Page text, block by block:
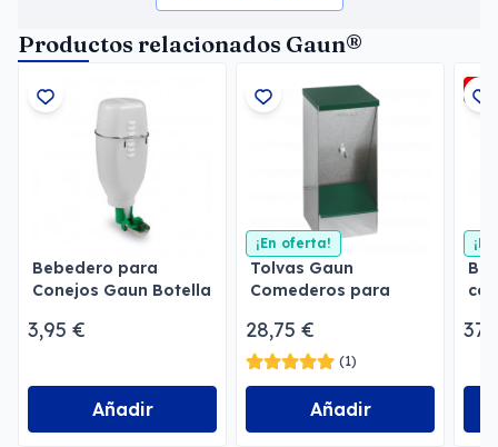
Productos relacionados Gaun®
Bebedero para
Conejos Gaun Botella
3,95 €
Añadir
¡En oferta!
Tolvas Gaun
Comederos para
28,75 €
(1)
Añadir
-